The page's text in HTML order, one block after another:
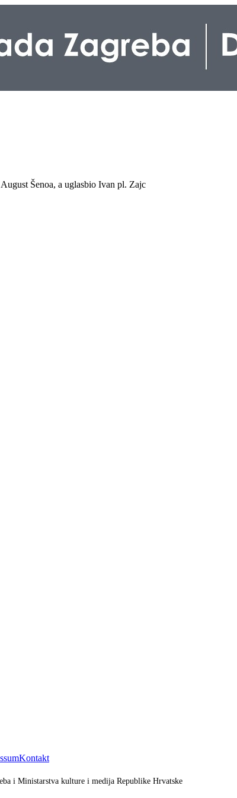
Šenoa, a uglasbio Ivan pl. Zajc
Kontakt
i Ministarstva kulture i medija Republike Hrvatske